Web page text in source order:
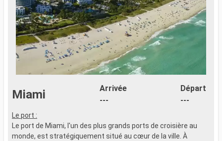
Miami
Arrivée
---
Départ
---
Le port :
Le port de Miami, l'un des plus grands ports de croisière au
monde, est stratégiquement situé au cœur de la ville. À